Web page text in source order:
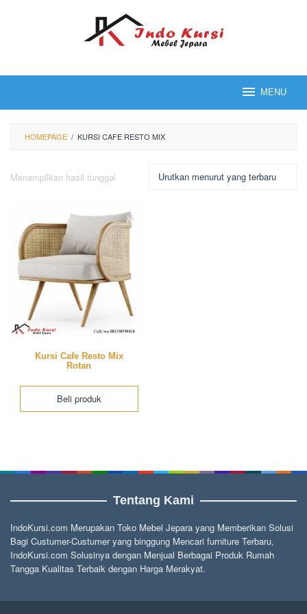
MENU
HOMEPAGE / KURSI CAFE RESTO MIX
Menampilkan hasil tunggal
Kursi Cafe Resto Mix
Rotan
Beli produk
Tentang Kami
IndoKursi.com Merupakan Toko Mebel Jepara yang Memberikan Solusi
Bagi Custumer-Custumer yang binggung Mencari furniture Terbaru,
IndoKursi.com Solusinya dengan Menjual Berbagai Produk Rumah
Tangga Kualitas Terbaik dengan Harga Merakyat.